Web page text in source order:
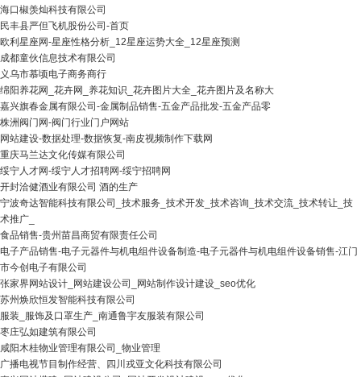
海口椒羡灿科技有限公司
民丰县严但飞机股份公司-首页
欧利星座网-星座性格分析_12星座运势大全_12星座预测
成都童伙信息技术有限公司
义乌市慕顷电子商务商行
绵阳养花网_花卉网_养花知识_花卉图片大全_花卉图片及名称大
嘉兴旗春金属有限公司-金属制品销售-五金产品批发-五金产品零
株洲阀门网-阀门行业门户网站
网站建设-数据处理-数据恢复-南皮视频制作下载网
重庆马兰达文化传媒有限公司
绥宁人才网-绥宁人才招聘网-绥宁招聘网
开封洽健酒业有限公司 酒的生产
宁波奇达智能科技有限公司_技术服务_技术开发_技术咨询_技术交流_技术转让_技
术推广_
食品销售-贵州苗昌商贸有限责任公司
电子产品销售-电子元器件与机电组件设备制造-电子元器件与机电组件设备销售-江门
市今创电子有限公司
张家界网站设计_网站建设公司_网站制作设计建设_seo优化
苏州焕欣恒发智能科技有限公司
服装_服饰及口罩生产_南通鲁宇友服装有限公司
枣庄弘如建筑有限公司
咸阳木桂物业管理有限公司_物业管理
广播电视节目制作经营、四川戎亚文化科技有限公司